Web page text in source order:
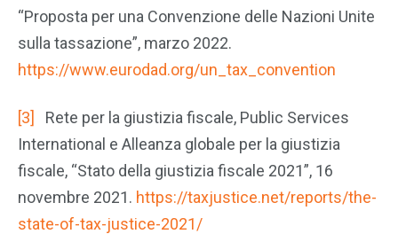
“Proposta per una Convenzione delle Nazioni Unite
sulla tassazione”, marzo 2022.
https://www.eurodad.org/un_tax_convention
[3]
Rete per la giustizia fiscale, Public Services
International e Alleanza globale per la giustizia
fiscale, “Stato della giustizia fiscale 2021”, 16
novembre 2021. https://taxjustice.net/reports/the-
state-of-tax-justice-2021/